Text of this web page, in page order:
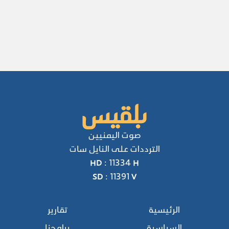
صوت اليمنيين
الترددات على النايل سات
HD : 11334 H
SD : 11391 V
الرئيسية
تقارير